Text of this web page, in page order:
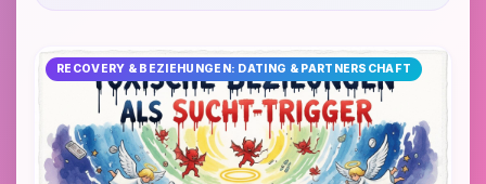
RECOVERY & BEZIEHUNGEN: DATING & PARTNERSCHAFT